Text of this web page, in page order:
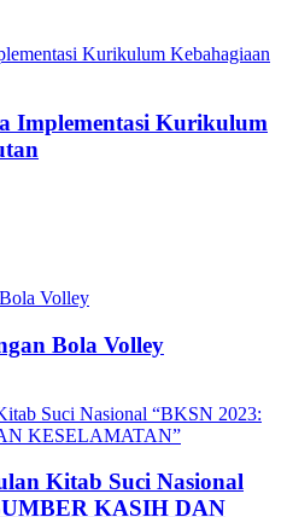
Implementasi Kurikulum
Bola Volley
Kitab Suci Nasional
KASIH DAN